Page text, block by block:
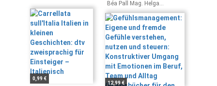
Geschichten: dtv
zweisprachig für
Einsteiger –
Italienisch
0,99 €
Gefühle verstehen,
nutzen und steuern:
Konstruktiver
Umgang mit
Emotionen im Beruf,
Team und Alltag
(Praxisbücher für
den pädagogischen
Alltag)
Béa Pall Mag. Helga
Kernstock-Redl
12,99 €